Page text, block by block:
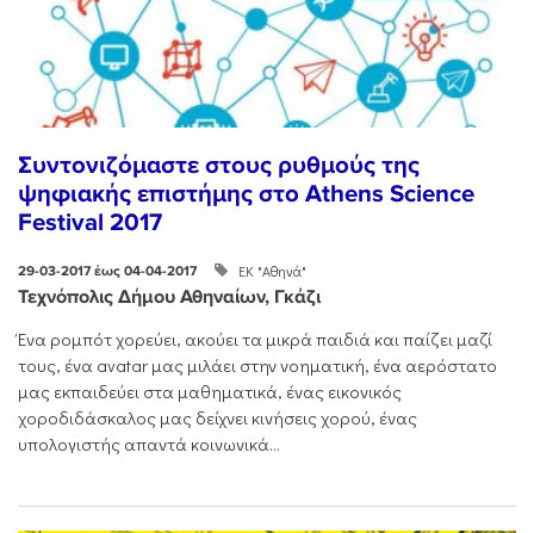
Συντονιζόμαστε στους ρυθμούς της
ψηφιακής επιστήμης στο Athens Science
Festival 2017
29-03-2017 έως 04-04-2017 ΕΚ "Αθηνά"
Τεχνόπολις Δήμου Αθηναίων, Γκάζι
Ένα ρομπότ χορεύει, ακούει τα μικρά παιδιά και παίζει μαζί
τους, ένα avatar μας μιλάει στην νοηματική, ένα αερόστατο
μας εκπαιδεύει στα μαθηματικά, ένας εικονικός
χοροδιδάσκαλος μας δείχνει κινήσεις χορού, ένας
υπολογιστής απαντά κοινωνικά...